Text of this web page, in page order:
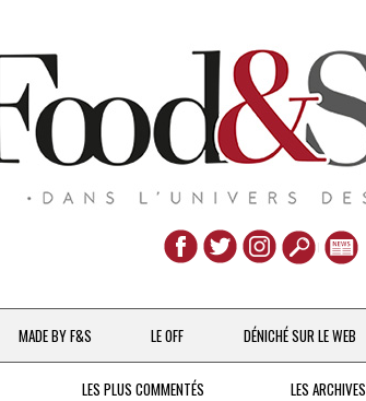
Aller
au
contenu
MADE BY F&S
CHEFS & ACTUALITÉS
LE OFF DÉNICHÉ SUR LE WEB
LES PLUS COMMENTÉS LES ARCHIVES